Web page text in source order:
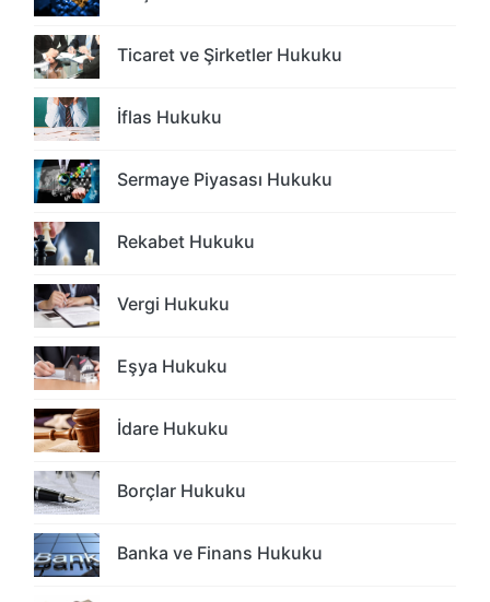
Ticaret ve Şirketler Hukuku
İflas Hukuku
Sermaye Piyasası Hukuku
Rekabet Hukuku
Vergi Hukuku
Eşya Hukuku
İdare Hukuku
Borçlar Hukuku
Banka ve Finans Hukuku